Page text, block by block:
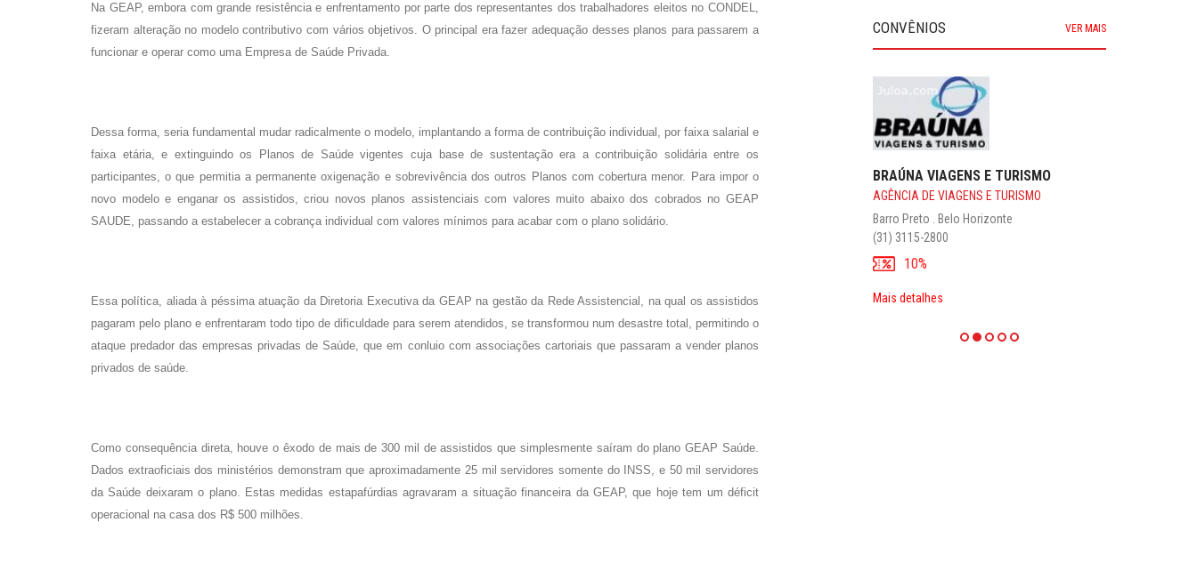
Na GEAP, embora com grande resistência e enfrentamento por parte dos representantes dos trabalhadores eleitos no CONDEL,
fizeram alteração no modelo contributivo com vários objetivos. O principal era fazer adequação desses planos para passarem a
funcionar e operar como uma Empresa de Saúde Privada.
Dessa forma, seria fundamental mudar radicalmente o modelo, implantando a forma de contribuição individual, por faixa salarial e
faixa etária, e extinguindo os Planos de Saúde vigentes cuja base de sustentação era a contribuição solidária entre os
participantes, o que permitia a permanente oxigenação e sobrevivência dos outros Planos com cobertura menor. Para impor o
novo modelo e enganar os assistidos, criou novos planos assistenciais com valores muito abaixo dos cobrados no GEAP
SAUDE, passando a estabelecer a cobrança individual com valores mínimos para acabar com o plano solidário.
Essa política, aliada à péssima atuação da Diretoria Executiva da GEAP na gestão da Rede Assistencial, na qual os assistidos
pagaram pelo plano e enfrentaram todo tipo de dificuldade para serem atendidos, se transformou num desastre total, permitindo o
ataque predador das empresas privadas de Saúde, que em conluio com associações cartoriais que passaram a vender planos
privados de saúde.
Como consequência direta, houve o êxodo de mais de 300 mil de assistidos que simplesmente saíram do plano GEAP Saúde.
Dados extraoficiais dos ministérios demonstram que aproximadamente 25 mil servidores somente do INSS, e 50 mil servidores
da Saúde deixaram o plano. Estas medidas estapafúrdias agravaram a situação financeira da GEAP, que hoje tem um déficit
operacional na casa dos R$ 500 milhões.
CONVÊNIOS VER MAIS
BRAÚNA VIAGENS E TURISMO
AGÊNCIA DE VIAGENS E TURISMO
Barro Preto . Belo Horizonte
(31) 3115-2800
10%
Mais detalhes